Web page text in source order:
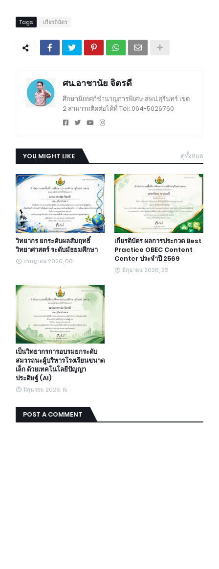
Tags เกียรติบัตร
ศน.อาชานัย จิตรดี
ศึกษานิเทศก์ชำนาญการพิเศษ สพป.สุรินทร์ เขต
2 สามารถติดต่อได้ที่ Tel: 064-5026760
YOU MIGHT LIKE ดูทั้งหมด
วิทยากร ยกระดับผลสัมฤทธิ์
วิทยาศาสตร์ ระดับมัธยมศึกษา
กรกฎาคม 2026, 06
เกียรติบัตร ผลการประกวด Best
Practice OBEC Content
Center ประจำปี 2569
มิถุนายน 2026, 22
เป็นวิทยากรการอบรมยกระดับ
สมรรถนะผู้บริหารโรงเรียนขนาด
เล็ก ด้วยเทคโนโลยีปัญญา
ประดิษฐ์ (AI)
มิถุนายน 2026, 15
POST A COMMENT